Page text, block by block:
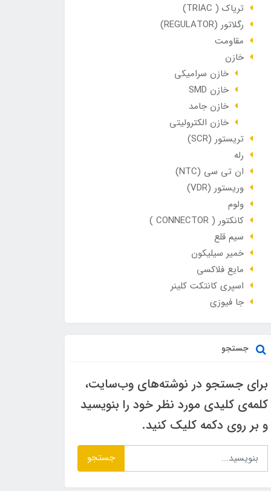
تریاک ( TRIAC)
رگلاتور (REGULATOR)
مقاومت
خازن
خازن سرامیکی
خازن SMD
خازن جامد
خازن الکترولیتی
تریستور (SCR)
رله
ان تی سی (NTC)
وریستور (VDR)
ولوم
کانکتور ( CONNECTOR )
سیم قلع
خمیر سیلیکون
مایع فلاکسی
اسپری کانتکت کلینر
جا فیوزی
جستجو
برای جستجو در نوشته‌های وب‌سایت،
کلمه‌ی کلیدی مورد نظر خود را بنویسید
و بر روی دکمه کلیک کنید.
جستجو